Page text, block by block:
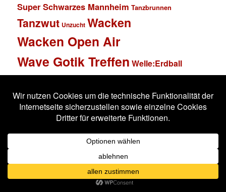
Super Schwarzes Mannheim Tanzbrunnen
Tanzwut Unzucht Wacken
Wacken Open Air
Wave Gotik Treffen Welle:Erdball
Wiesbaden
Datenschutzerklärung Stolz präsentiert von WordPress